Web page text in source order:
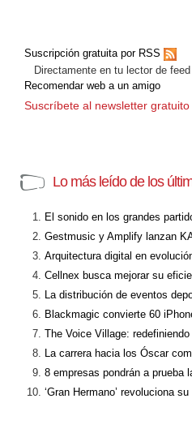
Suscripción gratuita por RSS
Directamente en tu lector de feed
Recomendar web a un amigo
Suscríbete al newsletter gratuito
Lo más leído de los
El sonido en los grandes
Gestmusic y Amplify lanzan
Arquitectura digital en
Cellnex busca mejorar su
La distribución de eventos
Blackmagic convierte 60
The Voice Village:
La carrera hacia los Óscar
8 empresas pondrán a prueba
‘Gran Hermano’ revoluciona